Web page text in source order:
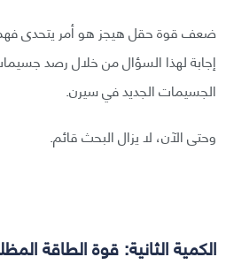
ضعف قوة حقل هيجز هو أمر يتحدى
إجابة لهذا السؤال من خلال رصد
الجسيمات الجديد في سيرن.
وحتى الآن، لا يزال البحث قائم.
الكمية الثانية: قوة الطاقة